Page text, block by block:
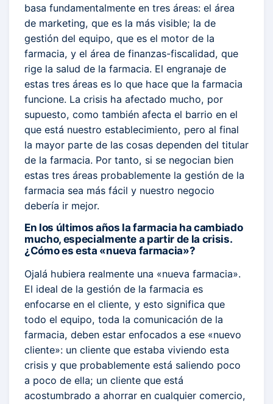
basa fundamentalmente en tres áreas: el área
de marketing, que es la más visible; la de
gestión del equipo, que es el motor de la
farmacia, y el área de finanzas-fiscalidad, que
rige la salud de la farmacia. El engranaje de
estas tres áreas es lo que hace que la farmacia
funcione. La crisis ha afectado mucho, por
supuesto, como también afecta el barrio en el
que está nuestro establecimiento, pero al final
la mayor parte de las cosas dependen del titular
de la farmacia. Por tanto, si se negocian bien
estas tres áreas probablemente la gestión de la
farmacia sea más fácil y nuestro negocio
debería ir mejor.
En los últimos años la farmacia ha cambiado
mucho, especialmente a partir de la crisis.
¿Cómo es esta «nueva farmacia»?
Ojalá hubiera realmente una «nueva farmacia».
El ideal de la gestión de la farmacia es
enfocarse en el cliente, y esto significa que
todo el equipo, toda la comunicación de la
farmacia, deben estar enfocados a ese «nuevo
cliente»: un cliente que estaba viviendo esta
crisis y que probablemente está saliendo poco
a poco de ella; un cliente que está
acostumbrado a ahorrar en cualquier comercio,